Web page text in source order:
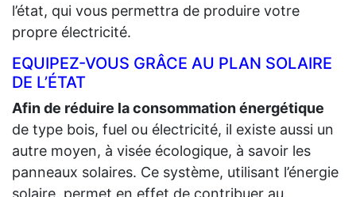
l’état, qui vous permettra de produire votre
propre électricité.
EQUIPEZ-VOUS GRÂCE AU PLAN SOLAIRE
DE L’ÉTAT
Afin de réduire la consommation énergétique
de type bois, fuel ou électricité, il existe aussi un
autre moyen, à visée écologique, à savoir les
panneaux solaires. Ce système, utilisant l’énergie
solaire, permet en effet de contribuer au